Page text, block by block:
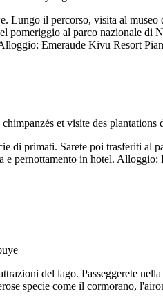
Lungo il percorso, visita al
pomeriggio al parco nazionale di
Emeraude Kivu Resort
di primati. Sarete poi trasferiti al
pernottamento in hotel.
del lago. Passeggerete
specie come il cormorano,